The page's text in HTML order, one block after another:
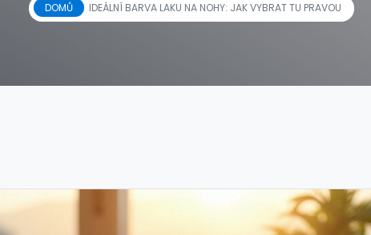
DOMŮ IDEÁLNÍ BARVA LAKU NA NOHY: JAK VYBRAT TU PRAVOU